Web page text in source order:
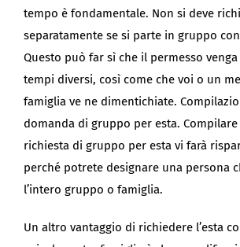
tempo è fondamentale. Non si deve
separatamente se si parte in gruppo
Questo può far sì che il permesso
tempi diversi, così come che voi o un
famiglia ve ne dimentichiate.
domanda di gruppo per esta.
richiesta di gruppo per esta vi farà
perché potrete designare una persona
l’intero gruppo o famiglia.
Un altro vantaggio di richiedere l’esta